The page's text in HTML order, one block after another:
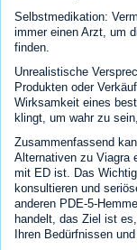
Selbstmedikation:
immer einen Arzt, um
finden.
Unrealistische
Produkten oder
Wirksamkeit eines
klingt, um wahr zu
Zusammenfassend
Alternativen zu Viagra
mit ED ist. Das
konsultieren und
anderen PDE-5-
handelt, das Ziel ist
Ihren Bedürfnissen